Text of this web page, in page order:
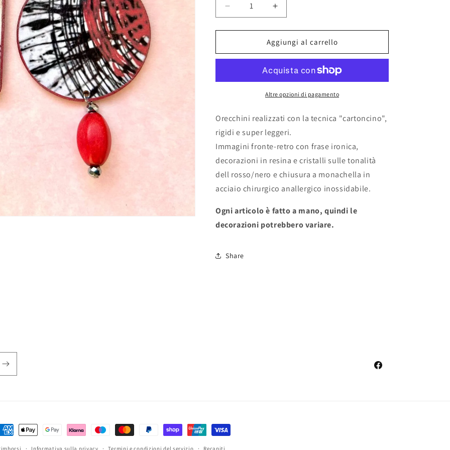
Diminuisci
quantità
per
&quot;PROBLEM
Aumenta
quantità
per
Orecchini
&quot;PROBLEM
SOLVING&quot;
Aggiungi al carrello
Altre opzioni di pagamento
Orecchini realizzati con la tecnica "cartoncino",
rigidi e super leggeri.
Immagini fronte-retro con frase ironica,
decorazioni in resina e cristalli sulle tonalità
dell rosso/nero e chiusura a monachella in
acciaio chirurgico anallergico inossidabile.
Ogni articolo è fatto a mano, quindi le
decorazioni potrebbero variare.
Share
Facebook
Informativa sulla privacy Termini e condizioni del servizio Recapiti